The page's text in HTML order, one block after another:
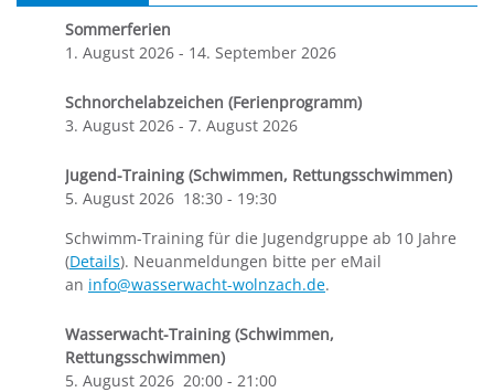
Sommerferien
1. August 2026 - 14. September 2026
Schnorchelabzeichen (Ferienprogramm)
3. August 2026 - 7. August 2026
Jugend-Training (Schwimmen, Rettungsschwimmen)
5. August 2026 18:30 - 19:30
Schwimm-Training für die Jugendgruppe ab 10 Jahre
(Details). Neuanmeldungen bitte per eMail
an info@wasserwacht-wolnzach.de.
Wasserwacht-Training (Schwimmen,
Rettungsschwimmen)
5. August 2026 20:00 - 21:00